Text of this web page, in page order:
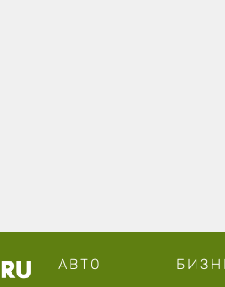
АВТО